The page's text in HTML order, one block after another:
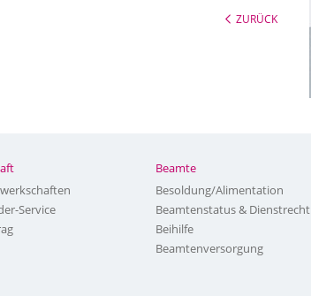
ZURÜCK
Service
Beamte
Besoldung/Alimentation
Beamtenstatus & Dienstrecht
Beihilfe
Beamtenversorgung